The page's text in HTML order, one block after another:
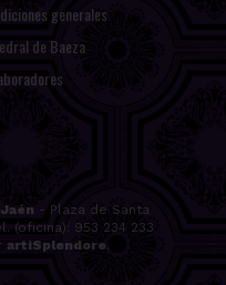
generales
de Baeza
- Plaza de Santa
(oficina): 953 234 233
artiSplendore